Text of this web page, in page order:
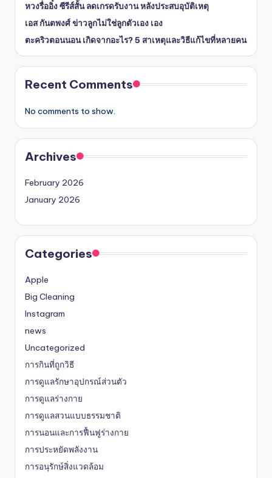
หวงรื่ออิ๋ง ซีรีส์สั้น ลดเกรดรับงาน หลังประสบอุบัติเหตุ
เอส กันตพงศ์ ข่าวลูกไม่ใช่ลูกตัวเอง เอง
ตะคริวตอนนอน เกิดจากอะไร? 5 สาเหตุและวิธีแก้ไขที่หลายคน
Recent Comments
No comments to show.
Archives
February 2026
January 2026
Categories
Apple
Big Cleaning
Instagram
news
Uncategorized
การกินที่ถูกวิธี
การดูแลรักษาอุปกรณ์ส่วนตัว
การดูแลร่างกาย
การดูแลสวนแบบธรรมชาติ
การนอนและการฟื้นฟูร่างกาย
การประหยัดพลังงาน
การอนุรักษ์สิ่งแวดล้อม